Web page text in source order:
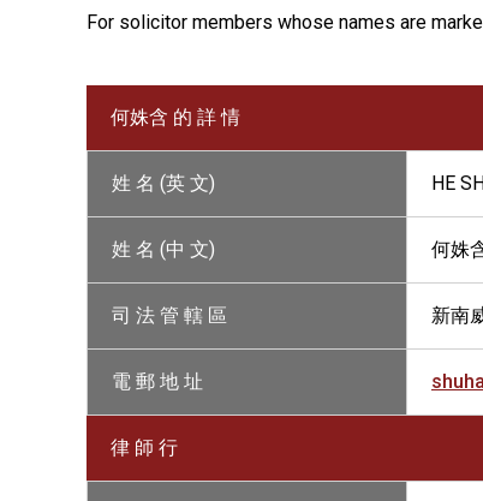
For solicitor members whose names are
何姝含 的 詳 情
姓 名 (英 文) HE
姓 名 (中 文) 何姝
司 法 管 轄 區 新南
電 郵 地 址
律 師 行